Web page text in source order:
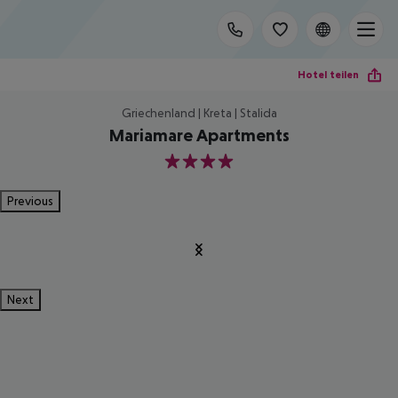
Hotel teilen
Griechenland | Kreta | Stalida
Mariamare Apartments
4
Previous
Next